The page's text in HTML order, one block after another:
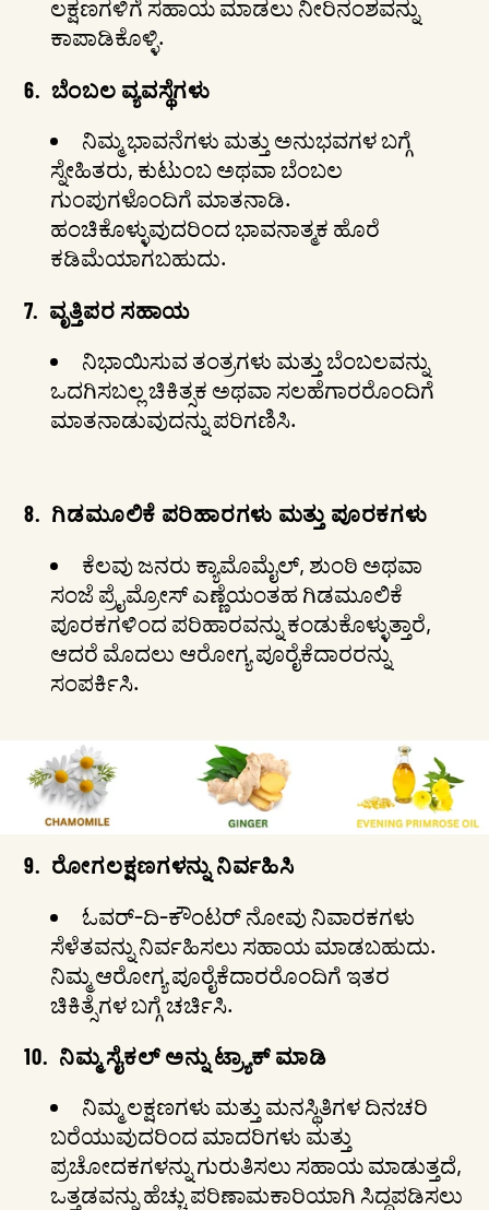
ಲಕ್ಷಣಗಳಿಗೆ ಸಹಾಯ ಮಾಡಲು ನೀರಿನಂಶವನ್ನು
ಕಾಪಾಡಿಕೊಳ್ಳಿ.
6.ಬೆಂಬಲ ವ್ಯವಸ್ಥೆಗಳು
ನಿಮ್ಮ ಭಾವನೆಗಳು ಮತ್ತು ಅನುಭವಗಳ ಬಗ್ಗೆ
ಸ್ನೇಹಿತರು, ಕುಟುಂಬ ಅಥವಾ ಬೆಂಬಲ
ಗುಂಪುಗಳೊಂದಿಗೆ ಮಾತನಾಡಿ.
ಹಂಚಿಕೊಳ್ಳುವುದರಿಂದ ಭಾವನಾತ್ಮಕ ಹೊರೆ
ಕಡಿಮೆಯಾಗಬಹುದು.
7. ವೃತ್ತಿಪರ ಸಹಾಯ
ನಿಭಾಯಿಸುವ ತಂತ್ರಗಳು ಮತ್ತು ಬೆಂಬಲವನ್ನು
ಒದಗಿಸಬಲ್ಲ ಚಿಕಿತ್ಸಕ ಅಥವಾ ಸಲಹೆಗಾರರೊಂದಿಗೆ
ಮಾತನಾಡುವುದನ್ನು ಪರಿಗಣಿಸಿ.
8. ಗಿಡಮೂಲಿಕೆ ಪರಿಹಾರಗಳು ಮತ್ತು ಪೂರಕಗಳು
ಕೆಲವು ಜನರು ಕ್ಯಾಮೊಮೈಲ್, ಶುಂಠಿ ಅಥವಾ
ಸಂಜೆ ಪ್ರೈಮ್ರೋಸ್ ಎಣ್ಣೆಯಂತಹ ಗಿಡಮೂಲಿಕೆ
ಪೂರಕಗಳಿಂದ ಪರಿಹಾರವನ್ನು ಕಂಡುಕೊಳ್ಳುತ್ತಾರೆ,
ಆದರೆ ಮೊದಲು ಆರೋಗ್ಯ ಪೂರೈಕೆದಾರರನ್ನು
ಸಂಪರ್ಕಿಸಿ.
9. ರೋಗಲಕ್ಷಣಗಳನ್ನು ನಿರ್ವಹಿಸಿ
ಓವರ್-ದಿ-ಕೌಂಟರ್ ನೋವು ನಿವಾರಕಗಳು
ಸೆಳೆತವನ್ನು ನಿರ್ವಹಿಸಲು ಸಹಾಯ ಮಾಡಬಹುದು.
ನಿಮ್ಮ ಆರೋಗ್ಯ ಪೂರೈಕೆದಾರರೊಂದಿಗೆ ಇತರ
ಚಿಕಿತ್ಸೆಗಳ ಬಗ್ಗೆ ಚರ್ಚಿಸಿ.
10. ನಿಮ್ಮ ಸೈಕಲ್ ಅನ್ನು ಟ್ರ್ಯಾಕ್ ಮಾಡಿ
ನಿಮ್ಮ ಲಕ್ಷಣಗಳು ಮತ್ತು ಮನಸ್ಥಿತಿಗಳ ದಿನಚರಿ
ಬರೆಯುವುದರಿಂದ ಮಾದರಿಗಳು ಮತ್ತು
ಪ್ರಚೋದಕಗಳನ್ನು ಗುರುತಿಸಲು ಸಹಾಯ ಮಾಡುತ್ತದೆ,
ಒತ್ತಡವನ್ನು ಹೆಚ್ಚು ಪರಿಣಾಮಕಾರಿಯಾಗಿ ಸಿದ್ಧಪಡಿಸಲು